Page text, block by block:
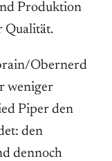
Produktion
Qualität.
Obernerd
weniger
Piper den
den
dennoch